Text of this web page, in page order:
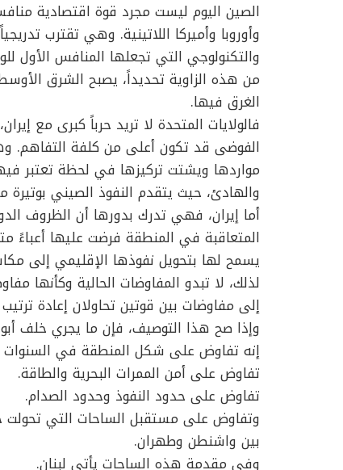
الصين اليوم ليست مجرد قوة اقتصادية
وأوروبا وأميركا اللاتينية. وهي تقترب
والتكنولوجي التي تجعلها المنافس الأول
من هذه الزاوية تحديداً، يصبح الشرق
الغرق فيها.
فالولايات المتحدة لا تريد حرباً كبرى مع
الفوضى قد تكون أعلى من كلفة
مواردها ويشتت تركيزها في لحظة تعتبر
والهادئ، حيث يتقدم النفوذ الصيني بوتيرة
أما إيران، فهي تدرك بدورها أن الظروف
المتعاقبة في المنطقة فرضت عليها أعباءً
يسمح لها بتحويل نفوذها الإقليمي إلى
لذلك، لا تبدو المفاوضات الحالية وكأنها
إلى مفاوضات بين قوتين تحاولان إعادة
وإذا صح هذا التوصيف، فإن ما يجري خلف
إنه تفاوض على شكل المنطقة في السنوات
تفاوض على أمن الممرات البحرية والطاقة.
تفاوض على حدود النفوذ وحدود الصدام.
وتفاوض على مستقبل الساحات التي تحولت
بين واشنطن وطهران.
وفي مقدمة هذه الساحات يأتي لبنان.